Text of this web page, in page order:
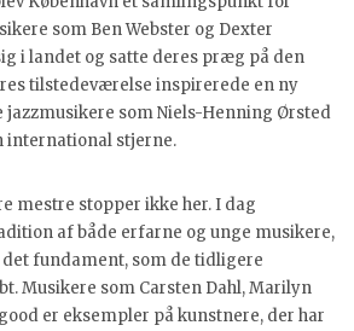
som Ben Webster og Dexter
i landet og satte deres præg på den
tilstedeværelse inspirerede en ny
jazzmusikere som Niels-Henning Ørsted
international stjerne.
mestre stopper ikke her. I dag
af både erfarne og unge musikere,
fundament, som de tidligere
Musikere som Carsten Dahl, Marilyn
er eksempler på kunstnere, der har